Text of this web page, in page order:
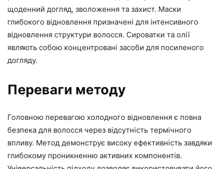
щоденний догляд, зволоження та захист. Маски
глибокого відновлення призначені для інтенсивного
відновлення структури волосся. Сироватки та олії
являють собою концентровані засоби для посиленого
догляду.
Переваги методу
Головною перевагою холодного відновлення є повна
безпека для волосся через відсутність термічного
впливу. Метод демонструє високу ефективність завдяки
глибокому проникненню активних компонентів.